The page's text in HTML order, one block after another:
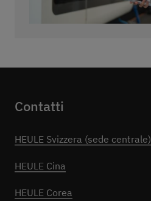
Contatti
HEULE Svizzera (sede centrale)
HEULE Cina
HEULE Corea